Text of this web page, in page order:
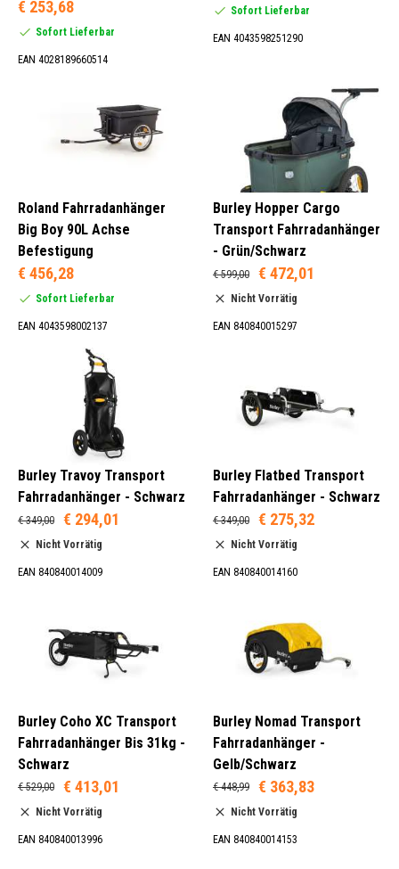
€ 253,68
Sofort Lieferbar
EAN 4028189660514
Sofort Lieferbar
EAN 4043598251290
Roland Fahrradanhänger
Big Boy 90L Achse
Befestigung
€ 456,28
Sofort Lieferbar
EAN 4043598002137
Burley Hopper Cargo
Transport Fahrradanhänger
- Grün/Schwarz
€ 599,00 € 472,01
Nicht Vorrätig
EAN 840840015297
Burley Travoy Transport
Fahrradanhänger - Schwarz
€ 349,00 € 294,01
Nicht Vorrätig
EAN 840840014009
Burley Flatbed Transport
Fahrradanhänger - Schwarz
€ 349,00 € 275,32
Nicht Vorrätig
EAN 840840014160
Burley Coho XC Transport
Fahrradanhänger Bis 31kg -
Schwarz
€ 529,00 € 413,01
Nicht Vorrätig
EAN 840840013996
Burley Nomad Transport
Fahrradanhänger -
Gelb/Schwarz
€ 448,99 € 363,83
Nicht Vorrätig
EAN 840840014153